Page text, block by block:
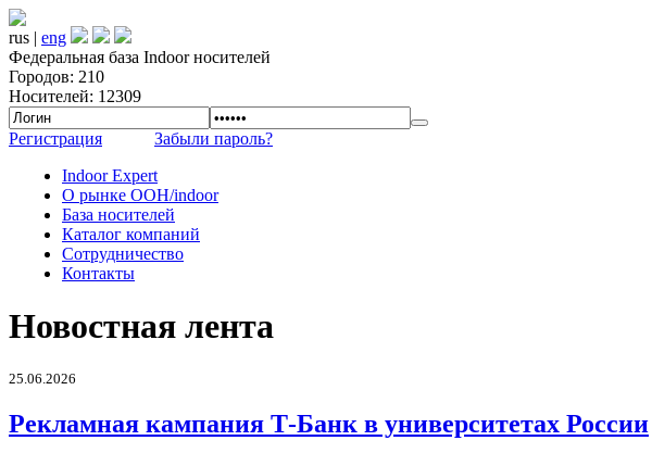
rus | eng
Федеральная база Indoor носителей
Городов: 210
Носителей: 12309
Регистрация
Забыли пароль?
Indoor Expert
О рынке OOH/indoor
База носителей
Каталог компаний
Сотрудничество
Контакты
Новостная лента
25.06.2026
Рекламная кампания Т-Банк в университетах России